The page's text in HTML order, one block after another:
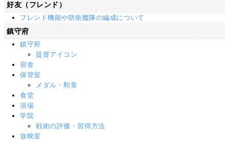
好友（フレンド）
フレンド機能や防衛艦隊の編成について
鎮守府
鎮守府
提督アイコン
宿舎
保管室
メダル・勲章
食堂
浴場
学院
戦術の評価・習得方法
放映室